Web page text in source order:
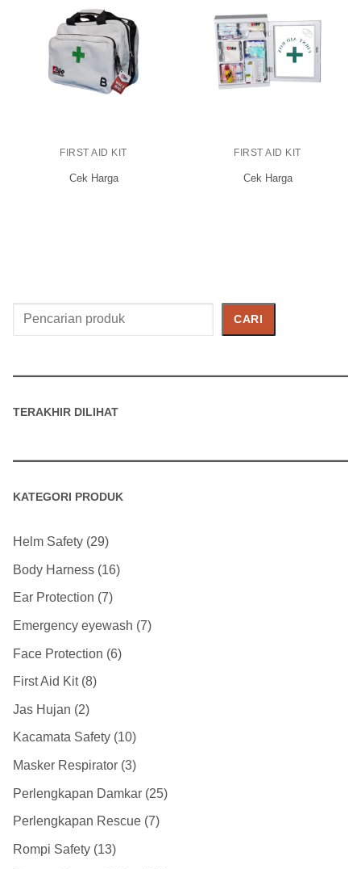
FIRST AID KIT
Cek Harga
FIRST AID KIT
Cek Harga
Cari
Produk
CARI
TERAKHIR DILIHAT
KATEGORI PRODUK
Helm Safety 29
Body Harness 16
Ear Protection 7
Emergency eyewash 7
Face Protection 6
First Aid Kit 8
Jas Hujan 2
Kacamata Safety 10
Masker Respirator 3
Perlengkapan Damkar 25
Perlengkapan Rescue 7
Rompi Safety 13